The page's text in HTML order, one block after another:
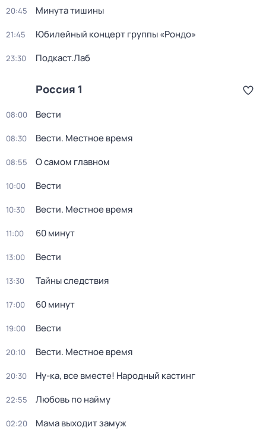
20:45 Минута тишины
21:45 Юбилейный концерт группы «Рондо»
23:30 Подкаст.Лаб
Россия 1
08:00 Вести
08:30 Вести. Местное время
08:55 О самом главном
10:00 Вести
10:30 Вести. Местное время
11:00 60 минут
13:00 Вести
13:30 Тайны следствия
17:00 60 минут
19:00 Вести
20:10 Вести. Местное время
20:30 Ну-ка, все вместе! Народный кастинг
22:55 Любовь по найму
02:20 Мама выходит замуж